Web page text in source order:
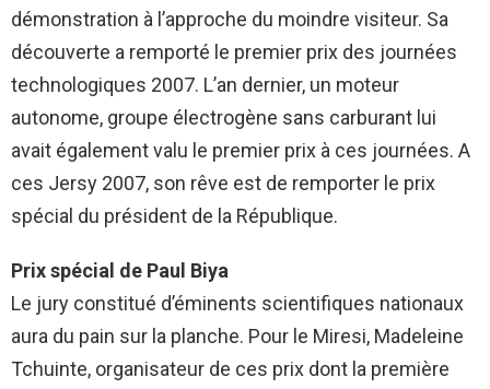
démonstration à l’approche du moindre visiteur. Sa
découverte a remporté le premier prix des journées
technologiques 2007. L’an dernier, un moteur
autonome, groupe électrogène sans carburant lui
avait également valu le premier prix à ces journées. A
ces Jersy 2007, son rêve est de remporter le prix
spécial du président de la République.
Prix spécial de Paul Biya
Le jury constitué d’éminents scientifiques nationaux
aura du pain sur la planche. Pour le Miresi, Madeleine
Tchuinte, organisateur de ces prix dont la première